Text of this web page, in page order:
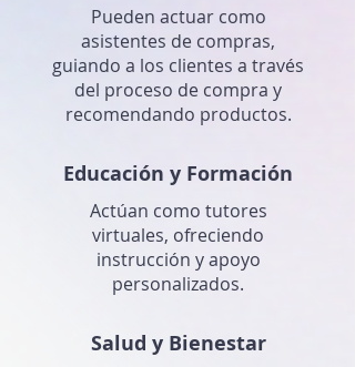
Pueden actuar como
asistentes de compras,
guiando a los clientes a través
del proceso de compra y
recomendando productos.
Educación y Formación
Actúan como tutores
virtuales, ofreciendo
instrucción y apoyo
personalizados.
Salud y Bienestar